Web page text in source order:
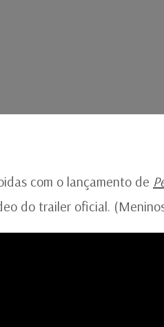
com o lançamento de
do trailer oficial.